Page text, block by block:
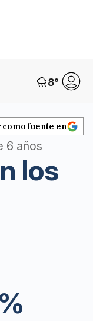
8°
como fuente en
6 años
los